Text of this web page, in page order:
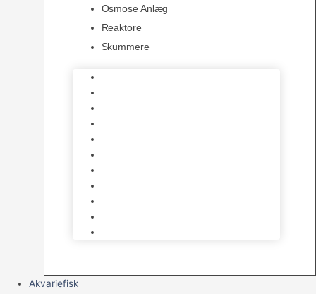
Osmose Anlæg
Reaktore
Skummere
Akvariefisk